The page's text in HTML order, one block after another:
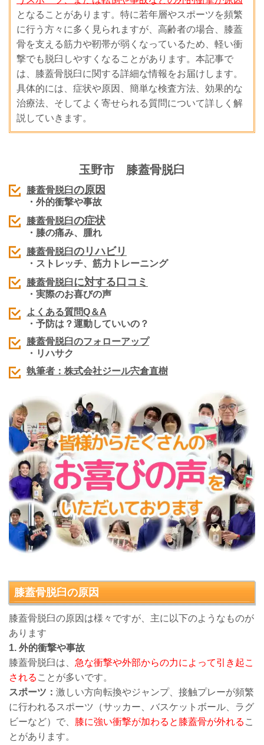
となることがあります。特に若年層やスポーツを頻繁
に行う方々に多く見られますが、高齢者の場合、膝蓋
骨を支える筋力や靭帯が弱くなっているため、軽い衝
撃でも脱臼しやすくなることがあります。本記事で
は、膝蓋骨脱臼に関する詳細な情報をお届けします。
具体的には、症状や原因、簡単な検査方法、効果的な
治療法、そしてよく寄せられる質問について詳しく解
説していきます。
玉野市 膝蓋骨脱臼
膝蓋骨脱臼の原因
・ 外的衝撃や事故
膝蓋骨脱臼の症状
・膝の痛み、腫れ
膝蓋骨脱臼のリハビリ
・ストレッチ、筋力トレーニング
膝蓋骨脱臼 に対する口コミ
・実際のお喜びの声
よくある質問Q＆A
・予防は？運動していいの？
膝蓋骨脱臼のフォローアップ
・リハサク
執筆者：株式会社ジール宍倉直樹
膝蓋骨脱臼 の原因
膝蓋骨脱臼の原因は様々ですが、主に以下のようなものが
あります
1. 外的衝撃や事故
膝蓋骨脱臼は、 急な衝撃や外部からの力によって引き起こ
される ことが多いです。
スポーツ： 激しい方向転換やジャンプ、接触プレーが頻繁
に行われるスポーツ（サッカー、バスケットボール、ラグ
ビーなど）で、 膝に強い衝撃が加わると膝蓋骨が外れる こ
とがあります。